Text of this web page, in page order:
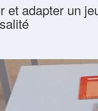
et adapter un